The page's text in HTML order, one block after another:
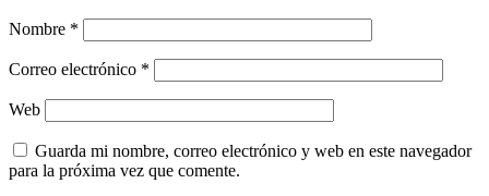
Nombre *
Correo electrónico *
Web
Guarda mi nombre, correo electrónico y web en este navegador
para la próxima vez que comente.